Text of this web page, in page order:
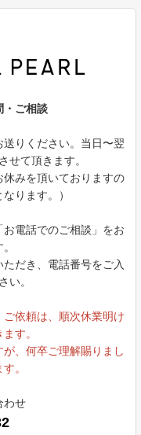
・ご相談
りください。当日〜翌
せて頂きます。
休みを頂いておりますの
ります。）
電話でのご相談」をお
だき、電話番号をご入
い。
依頼は、順次休業明け
す。
、何卒ご理解賜りまし
。
わせ